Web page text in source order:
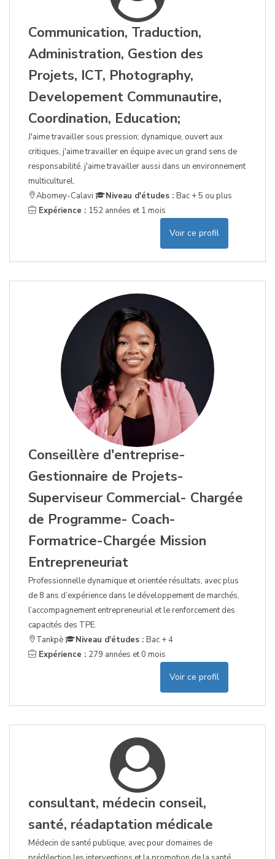
Communication, Traduction,
Administration, Gestion des
Projets, ICT, Photography,
Developement Communautire,
Coordination, Education;
J'aime travailler sous pression; dynamique, ouvert aux
critiques, j'aime travailler en équipe avec un grand sens de
responsabilité. j'aime travailler aussi dans un environnement
multiculturel.
Abomey-Calavi
Niveau d'études : Bac + 5 ou plus
Expérience : 152 années et 1 mois
Voir ce profil
Conseillère d'entreprise-
Gestionnaire de Projets-
Superviseur Commercial- Chargée
de Programme- Coach-
Formatrice-Chargée Mission
Entrepreneuriat
Professionnelle dynamique et orientée résultats, avec plus
de 8 ans d’expérience dans le développement de marchés,
l’accompagnement entrepreneurial et le renforcement des
capacités des TPE.
Tankpè
Niveau d'études : Bac + 4
Expérience : 279 années et 0 mois
Voir ce profil
consultant, médecin conseil,
santé, réadaptation médicale
Médecin de santé publique, avec pour domaines de